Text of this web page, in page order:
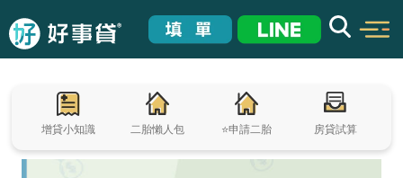
增貸小知識 二胎懶人包 ⭐申請二胎 房貸試算